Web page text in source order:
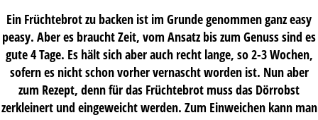
Ein Früchtebrot zu backen ist im Grunde genommen ganz easy
peasy. Aber es braucht Zeit, vom Ansatz bis zum Genuss sind es
gute 4 Tage. Es hält sich aber auch recht lange, so 2-3 Wochen,
sofern es nicht schon vorher vernascht worden ist. Nun aber
zum Rezept, denn für das Früchtebrot muss das Dörrobst
zerkleinert und eingeweicht werden. Zum Einweichen kann man